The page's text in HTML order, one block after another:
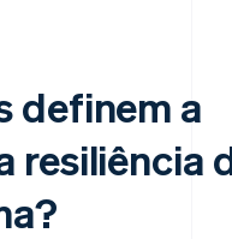
definem a
resiliência